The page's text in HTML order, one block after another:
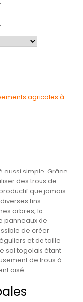
agricoles à
aussi simple. Grâce
des trous de
que jamais.
fins
arbres, la
panneaux de
de créer
et de taille
sol togolais étant
de trous à
aisé.